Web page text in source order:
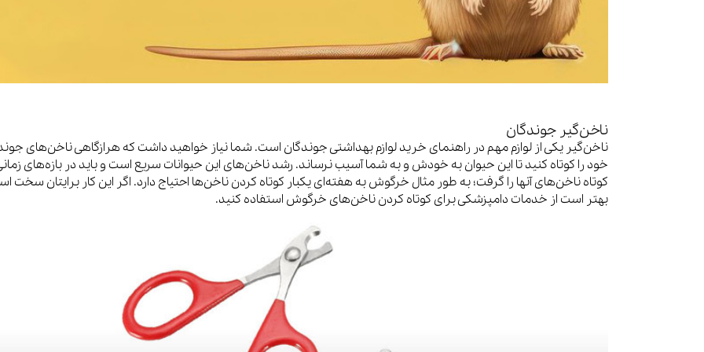
ناخن‌گیر جوندگان
ناخن‌گیر یکی از لوازم مهم در راهنمای خرید لوازم بهداشتی جوندگان است. شما نیاز خواهید داشت که هرازگاهی ناخن‌های
خود را کوتاه کنید تا این حیوان به خودش و به شما آسیب نرساند. رشد ناخن‌های این حیوانات سریع است و باید در بازه‌های
کوتاه ناخن‌های آنها را گرفت؛ به طور مثال خرگوش به هفته‌ای یکبار کوتاه کردن ناخن‌ها احتیاج دارد. اگر این کار برایتان سخت
بهتر است از خدمات دامپزشکی برای کوتاه کردن ناخن‌های خرگوش استفاده کنید.